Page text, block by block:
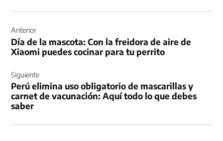
de
entradas
Anterior
Día de la mascota: Con la freidora de aire de
Xiaomi puedes cocinar para tu perrito
Siguiente
Perú elimina uso obligatorio de mascarillas y
carnet de vacunación: Aquí todo lo que debes
saber